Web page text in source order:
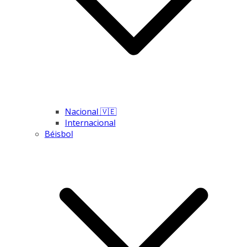
Nacional 🇻🇪
Internacional
Béisbol